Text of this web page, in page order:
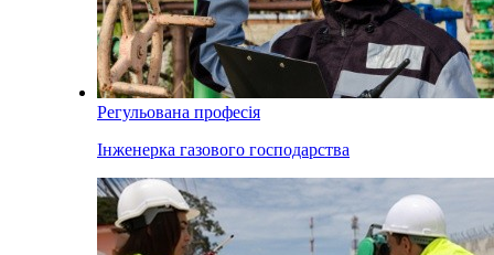
Регульована професія
Інженерка газового господарства